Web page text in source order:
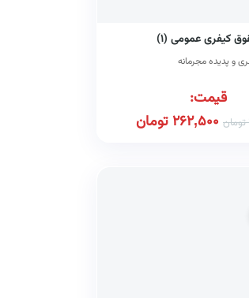
کیفری عمومی (۱)
و پدیده مجرمانه
قیمت:
تومان 262,500تومان